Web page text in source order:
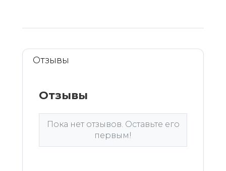
Отзывы
Отзывы
Пока нет отзывов. Оставьте его
первым!